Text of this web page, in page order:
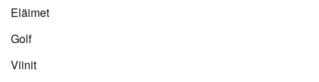
Sidebar
Submenus
Eläimet
Golf
Viinit